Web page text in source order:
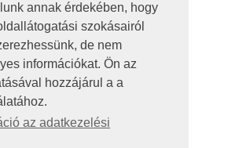
annak érdekében, hogy
szokásairól
de nem
információkat. Ön az
hozzájárul a a
az adatkezelési
I ÁLLAPOTA